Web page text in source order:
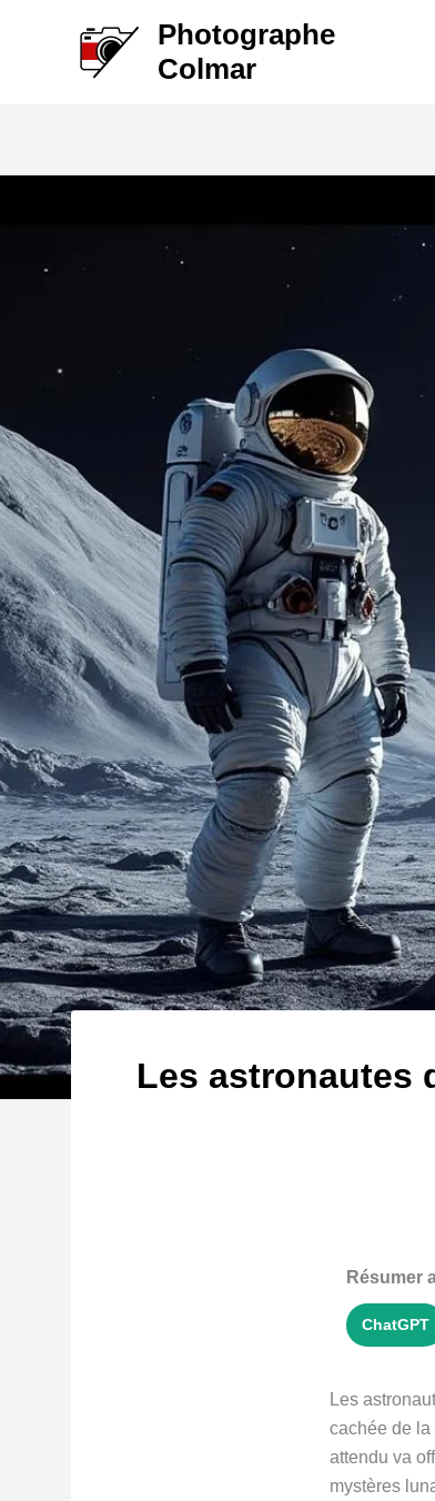
Photographe
Colmar
Les astronautes
Résumer
ChatGPT
Les
cachée de
attendu va
mystères